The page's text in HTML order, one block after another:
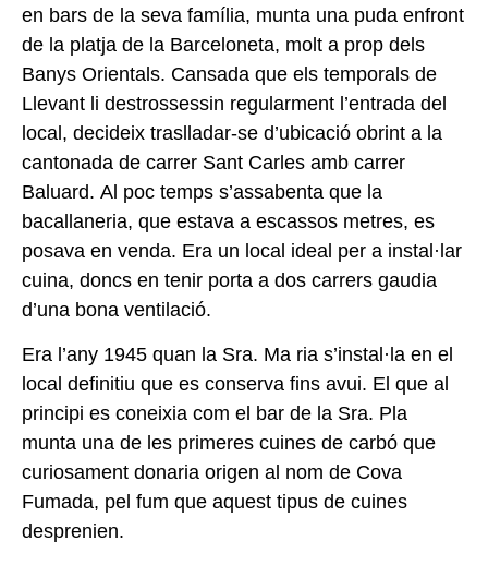
en bars de la seva família, munta una puda enfront
de la platja de la Barceloneta, molt a prop dels
Banys Orientals. Cansada que els temporals de
Llevant li destrossessin regularment l’entrada del
local, decideix traslladar-se d’ubicació obrint a la
cantonada de carrer Sant Carles amb carrer
Baluard. Al poc temps s’assabenta que la
bacallaneria, que estava a escassos metres, es
posava en venda. Era un local ideal per a instal·lar
cuina, doncs en tenir porta a dos carrers gaudia
d’una bona ventilació.
Era l’any 1945 quan la Sra. Ma ria s’instal·la en el
local definitiu que es conserva fins avui. El que al
principi es coneixia com el bar de la Sra. Pla
munta una de les primeres cuines de carbó que
curiosament donaria origen al nom de Cova
Fumada, pel fum que aquest tipus de cuines
desprenien.